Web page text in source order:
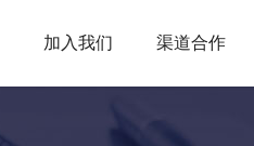
加入我们 渠道合作